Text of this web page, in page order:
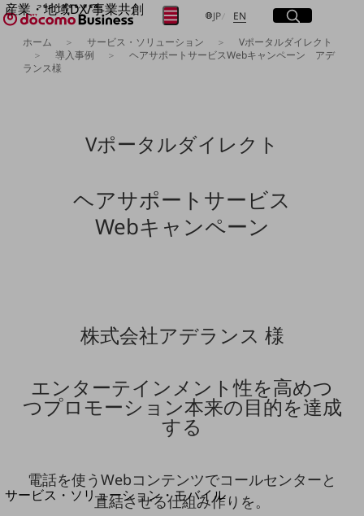
産業・地域DX/事業共創
OPEN HUB for Plural Futures
自律・分散・協調型社会の実現を目指し、
「社会可能性」を探究・実装する事業共創エコシステムです。
産業・地域DXプラットフォーマーとして
企業と地域が持続成長する社会を目指します
地域の取り組み
自治体・地域社会との共創
LGPF(Local Government Platform)
サービス・ソリューション・モバイル
JP日本語
EN Englishサイト内検索
開く
メニュー
開く
フリーワードを入力して探す
ホーム サービス・ソリューション
Vポータルダイレクト
導入事例
ヘアサポートサービスWebキャンペーン アデ
ランス様
Vポータルダイレクト
ヘアサポートサービス
Webキャンペーン
株式会社アデランス 様
エンターテインメント性を高めつ
つプロモーション本来の目的を達成
する
電話を使うWebコンテンツでコールセンターと
直結させる仕組み作りを。